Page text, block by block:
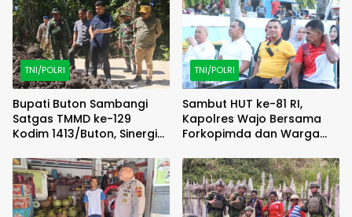
TNI/POLRI
Bupati Buton Sambangi
Satgas TMMD ke-129
Kodim 1413/Buton, Sinergi
Menguat
TNI/POLRI
Sambut HUT ke-81 RI,
Kapolres Wajo Bersama
Forkopimda dan Warga
Karung